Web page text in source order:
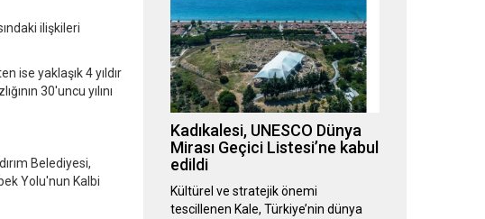
ilişkileri
ise yaklaşık 4 yıldır
30'uncu yılını
Belediyesi,
Yolu'nun Kalbi
Kadıkalesi, UNESCO Dünya
Mirası Geçici Listesi’ne kabul
edildi
Kültürel ve stratejik önemi
tescillenen Kale, Türkiye’nin dünya